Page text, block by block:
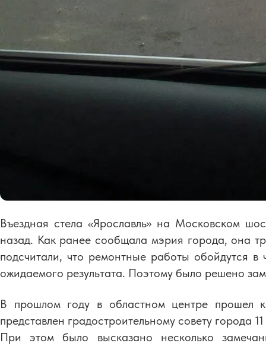
Въездная стела «Ярославль» на Московском
назад. Как ранее сообщала мэрия города, она
подсчитали, что ремонтные работы обойдутся
ожидаемого результата. Поэтому было решено
В прошлом году в областном центре прошел
представлен градостроительному совету города
При этом было высказано несколько